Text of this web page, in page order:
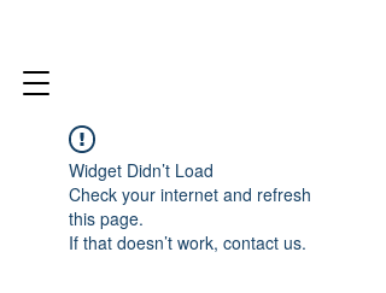
Widget Didn’t Load
Check your internet and refresh
this page.
If that doesn’t work, contact us.